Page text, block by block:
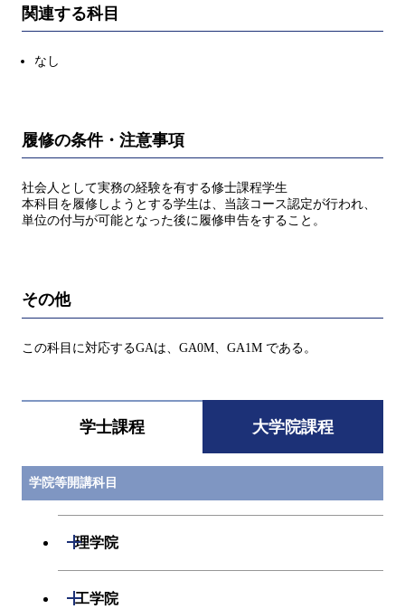
関連する科目
なし
履修の条件・注意事項
社会人として実務の経験を有する修士課程学生
本科目を履修しようとする学生は、当該コース認定が行われ、
単位の付与が可能となった後に履修申告をすること。
その他
この科目に対応するGAは、GA0M、GA1M である。
学士課程 大学院課程
学院等開講科目
理学院
開閉
工学院
開閉